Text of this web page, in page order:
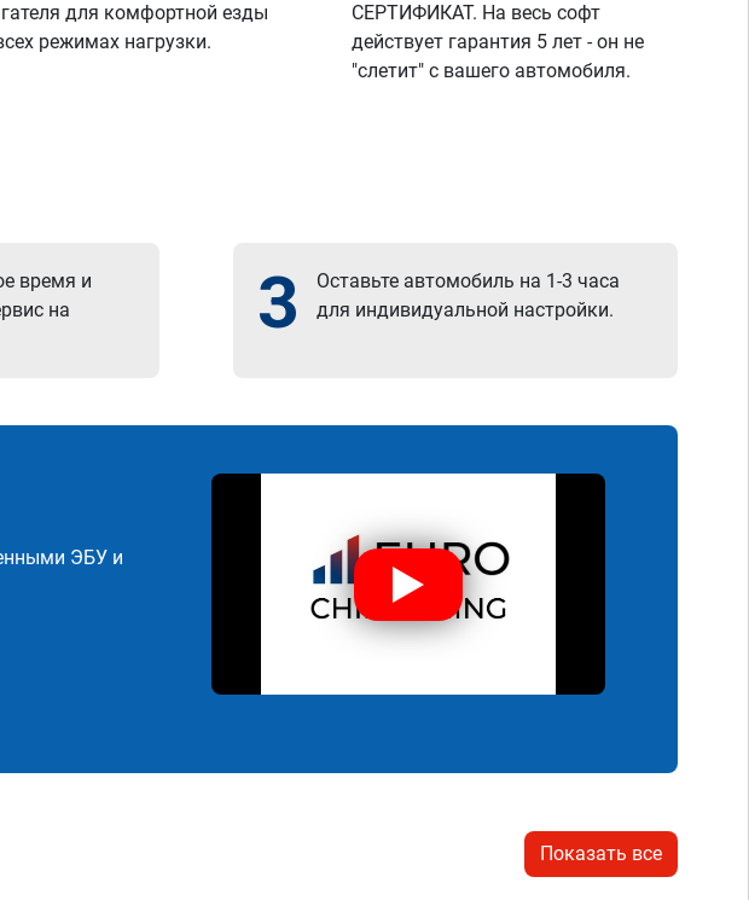
для комфортной езды
режимах нагрузки.
СЕРТИФИКАТ. На весь софт
действует гарантия 5 лет - он не
"слетит" с вашего автомобиля.
время и
на
3
Оставьте автомобиль на 1-3 часа
для индивидуальной настройки.
ЭБУ и
Показать все